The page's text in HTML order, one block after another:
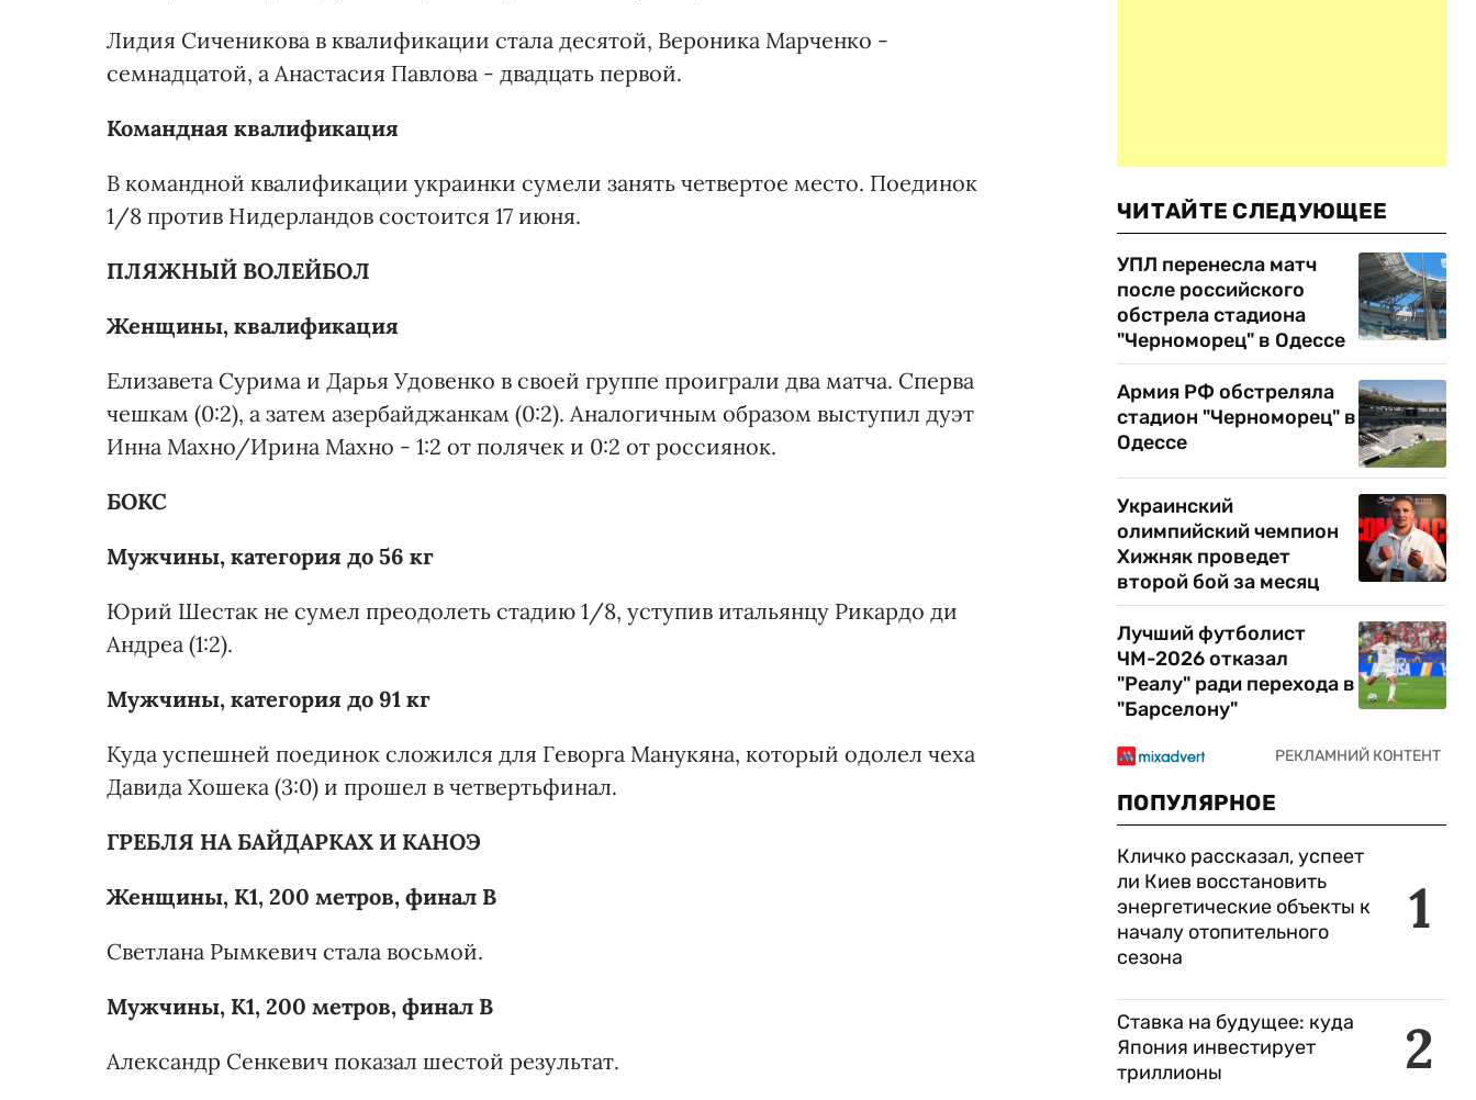
Лидия Сиченикова в квалификации стала десятой, Вероника Марченко -
семнадцатой, а Анастасия Павлова - двадцать первой.
Командная квалификация
В командной квалификации украинки сумели занять четвертое место. Поединок
1/8 против Нидерландов состоится 17 июня.
ПЛЯЖНЫЙ ВОЛЕЙБОЛ
Женщины, квалификация
Елизавета Сурима и Дарья Удовенко в своей группе проиграли два матча. Сперва
чешкам (0:2), а затем азербайджанкам (0:2). Аналогичным образом выступил дуэт
Инна Махно/Ирина Махно - 1:2 от полячек и 0:2 от россиянок.
БОКС
Мужчины, категория до 56 кг
Юрий Шестак не сумел преодолеть стадию 1/8, уступив итальянцу Рикардо ди
Андреа (1:2).
Мужчины, категория до 91 кг
Куда успешней поединок сложился для Геворга Манукяна, который одолел чеха
Давида Хошека (3:0) и прошел в четвертьфинал.
ГРЕБЛЯ НА БАЙДАРКАХ И КАНОЭ
Женщины, К1, 200 метров, финал В
Светлана Рымкевич стала восьмой.
Мужчины, К1, 200 метров, финал В
Александр Сенкевич показал шестой результат.
ЧИТАЙТЕ СЛЕДУЮЩЕЕ
УПЛ перенесла матч
после российского
обстрела стадиона
"Черноморец" в Одессе
Армия РФ обстреляла
стадион "Черноморец" в
Одессе
Украинский
олимпийский чемпион
Хижняк проведет
второй бой за месяц
Лучший футболист
ЧМ-2026 отказал
"Реалу" ради перехода в
"Барселону"
ПОПУЛЯРНОЕ
1
Кличко рассказал, успеет
ли Киев восстановить
энергетические объекты к
началу отопительного
сезона
2
Ставка на будущее: куда
Япония инвестирует
триллионы